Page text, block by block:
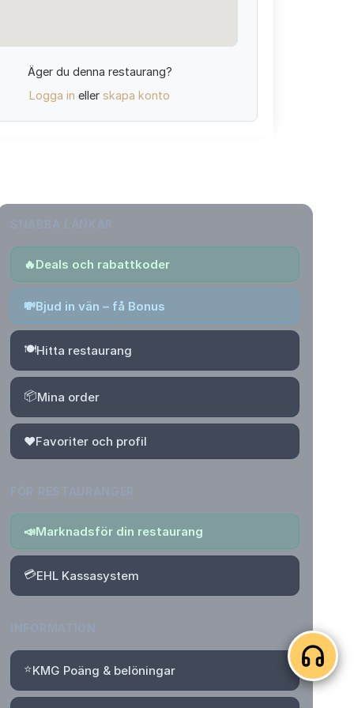
Äger du denna restaurang?
Logga in eller skapa konto
🔥Deals och rabattkoder
💸Bjud in vän – få Bonus
🍽️Hitta restaurang
📦Mina order
❤️Favoriter och profil
📣Marknadsför din restaurang
💳EHL Kassasystem
⭐KMG Poäng & belöningar